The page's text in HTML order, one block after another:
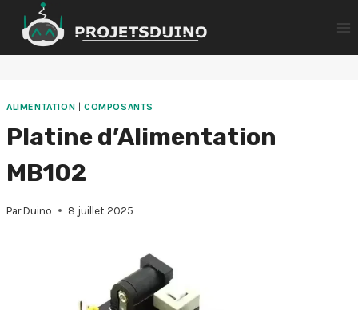
contenu
ALIMENTATION COMPOSANTS
Platine d’Alimentation
MB102
Par Duino 8 juillet 2025